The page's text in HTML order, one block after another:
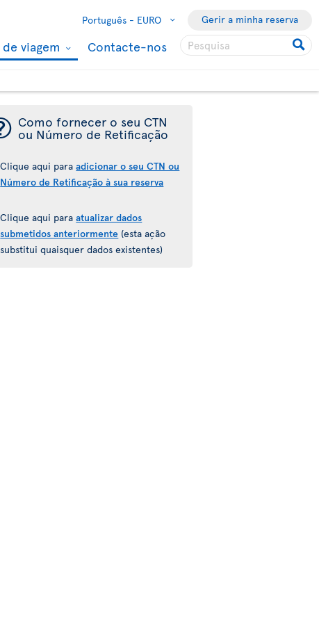
Português - EURO Gerir a minha reserva
viagem Contacte-nos
Como fornecer o seu CTN
ou Número de Retificação
Clique aqui paraadicionar o seu CTN ou
Número de Retificação à sua reserva
Clique aqui paraatualizar dados
submetidos anteriormente (esta ação
substitui quaisquer dados existentes)